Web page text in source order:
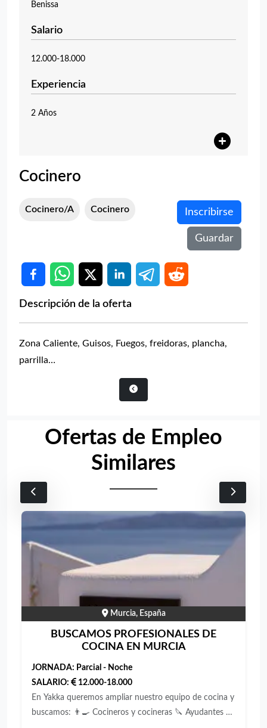
Benissa
Salario
12.000-18.000
Experiencia
2 Años
Cocinero
Cocinero/a Cocinero Inscribirse
Guardar
Descripción de la oferta
Zona Caliente, Guisos, Fuegos, freidoras, plancha,
parrilla…
Ofertas de Empleo
Similares
Murcia, España
BUSCAMOS PROFESIONALES DE
COCINA EN MURCIA
JORNADA: Parcial - Noche
SALARIO:
12.000-18.000
En Yakka queremos ampliar nuestro equipo de cocina y
buscamos: 👨‍🍳 Cocineros y cocineras 🔪 Ayudantes de